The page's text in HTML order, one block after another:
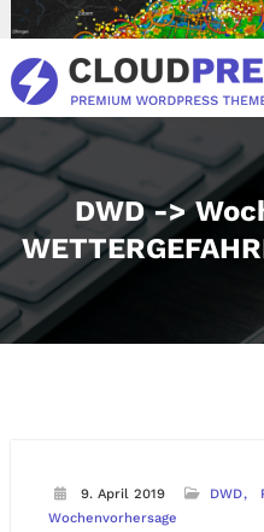
Inhalt
springen
DWD ->
9. April 2019 DWD
Wochenvorhersage